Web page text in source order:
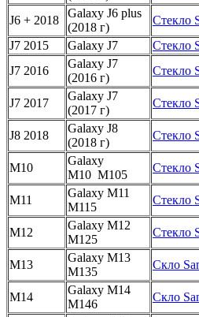
J6 + 2018
Galaxy J6 plus
(2018 г)
Стекло
J7 2015
Galaxy J7 Стекло
J7 2016
Galaxy J7
(2016 г)
Стекло
J7 2017
Galaxy J7
(2017 г)
Стекло
J8 2018
Galaxy J8
(2018 г)
Стекло
M10
Galaxy
M10 M105
Стекло
M11
Galaxy M11
M115
Стекло
M12
Galaxy M12
M125
Стекло
M13
Galaxy M13
M135
Скло
M14
Galaxy M14
M146
Скло